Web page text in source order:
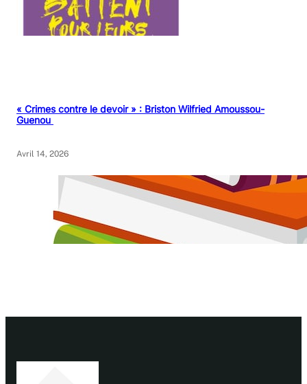
« Crimes contre le devoir » : Briston Wilfried Amoussou-
Guenou
Avril 14, 2026